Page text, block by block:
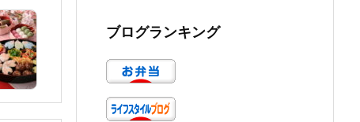
ブログランキング